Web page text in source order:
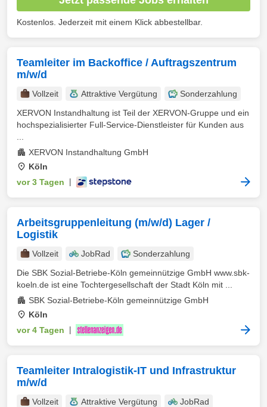
Kostenlos. Jederzeit mit einem Klick abbestellbar.
Teamleiter im Backoffice / Auftragszentrum
m/w/d
Vollzeit Attraktive Vergütung
Sonderzahlung
XERVON Instandhaltung ist Teil der XERVON-Gruppe und ein
hochspezialisierter Full-Service-Dienstleister für Kunden aus
XERVON Instandhaltung GmbH
Köln
vor 3 Tagen
Arbeitsgruppenleitung (m/w/d) Lager /
Logistik
Vollzeit JobRad
Sonderzahlung
Die SBK Sozial-Betriebe-Köln gemeinnützige GmbH www.sbk-
koeln.de ist eine Tochtergesellschaft der Stadt Köln mit ...
SBK Sozial-Betriebe-Köln gemeinnützige GmbH
Köln
vor 4 Tagen
Teamleiter Intralogistik-IT und Infrastruktur
m/w/d
Vollzeit Attraktive Vergütung
JobRad